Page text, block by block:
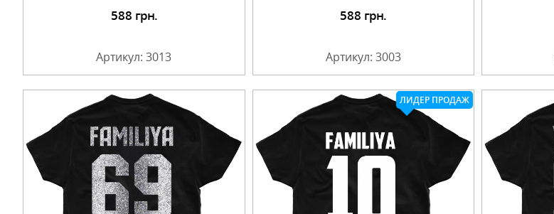
588 грн.
Артикул: 3013
Подробнее 588 грн.
Артикул: 3003
Подробнее
ЛИДЕР ПРОДАЖ